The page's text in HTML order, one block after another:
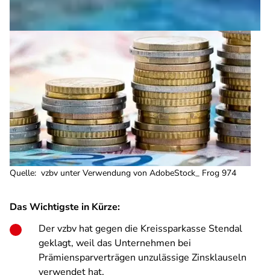
Quelle: vzbv unter Verwendung von AdobeStock_ Frog 974
Das Wichtigste in Kürze:
Der vzbv hat gegen die Kreissparkasse Stendal
geklagt, weil das Unternehmen bei
Prämiensparverträgen unzulässige Zinsklauseln
verwendet hat.